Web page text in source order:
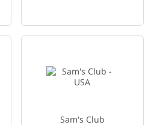
Sam's Club